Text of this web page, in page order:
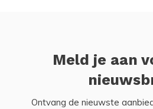
Meld je aan
Ontvang de nieuwste